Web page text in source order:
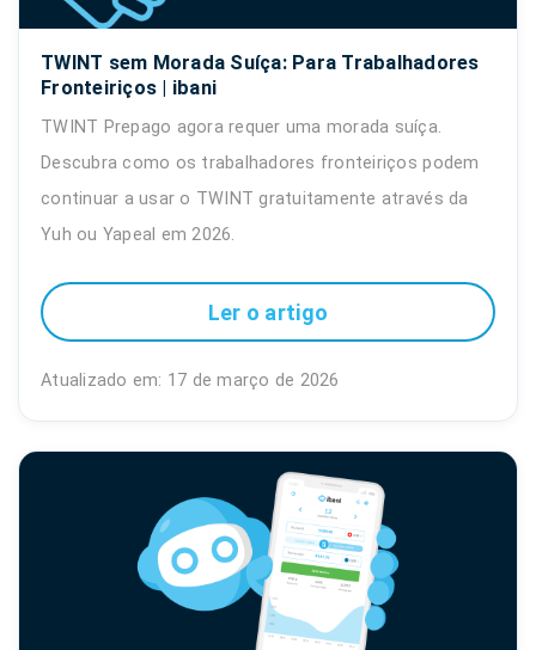
TWINT sem Morada Suíça: Para Trabalhadores
Fronteiriços | ibani
TWINT Prepago agora requer uma morada suíça.
Descubra como os trabalhadores fronteiriços podem
continuar a usar o TWINT gratuitamente através da
Yuh ou Yapeal em 2026.
Ler o artigo
Atualizado em: 17 de março de 2026